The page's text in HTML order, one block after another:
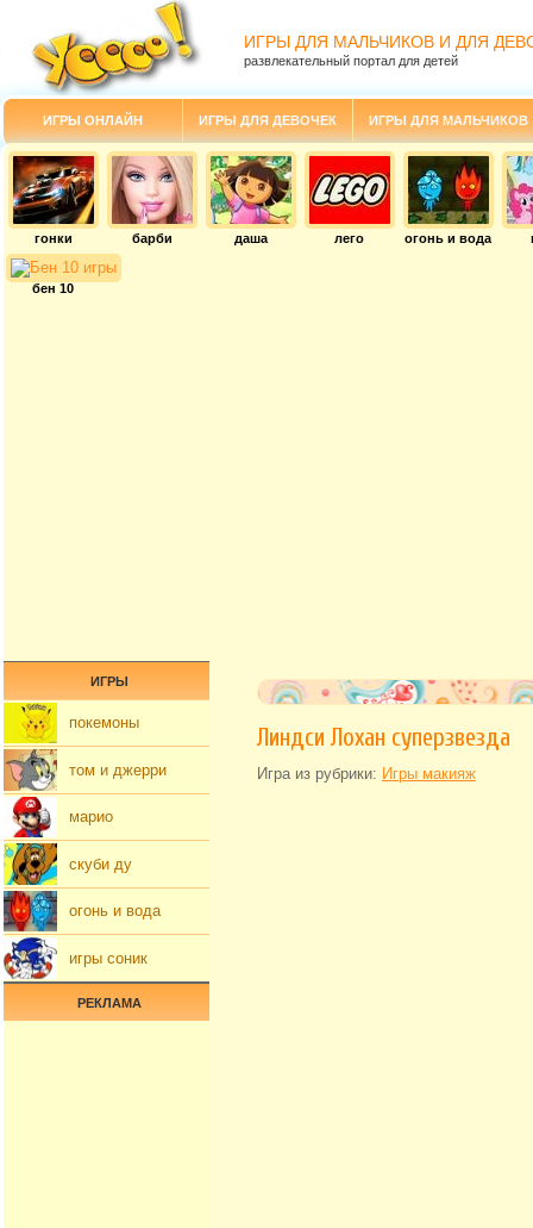
ИГРЫ ДЛЯ МАЛЬЧИКОВ И ДЛЯ
развлекательный портал для детей
ИГРЫ ОНЛАЙН ИГРЫ ДЛЯ ДЕВОЧЕК ИГРЫ ДЛЯ МАЛЬЧИКОВ
гонки барби даша лего огонь и вода
бен 10
Линдси Лохан суперзвезда
Игра из рубрики: Игры макияж
ИГРЫ
покемоны
том и джерри
марио
скуби ду
огонь и вода
игры соник
РЕКЛАМА